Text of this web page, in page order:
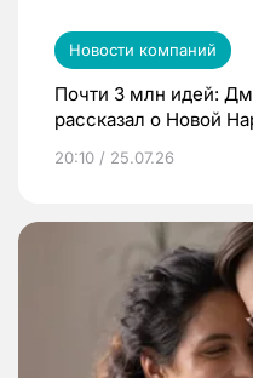
Новости компаний
Почти 3 млн идей:
рассказал о Новой
20:10 / 25.07.26